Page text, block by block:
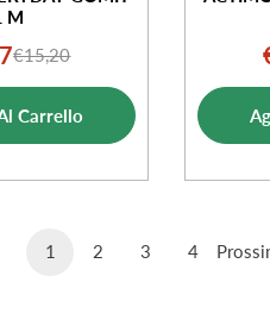
M
Prezzo
di
vendita
Prezzo
normale
€15,20
Carrello
1 2 3 4